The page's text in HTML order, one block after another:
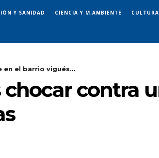
Y SANIDAD CIENCIA Y M.AMBIENTE CULTURA
el barrio vigués...
contra